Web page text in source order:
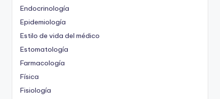
Endocrinología
Epidemiología
Estilo de vida del médico
Estomatología
Farmacología
Física
Fisiología